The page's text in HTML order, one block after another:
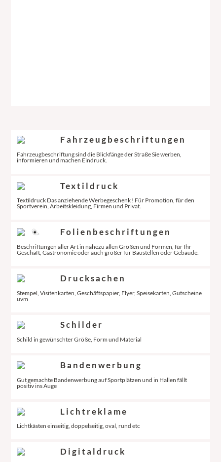
Fahrzeugbeschriftungen
Fahrzeugbeschriftung sind die Blickfänge der Straße Sie werben,
informieren und machen Eindruck.
Textildruck
Textildruck Das anziehende Werbegeschenk ! Für Promotion, für den
Sportverein, Arbeitskleidung, Firmen und Privat.
Folienbeschriftungen
Beschriftungen aller Art in nahezu allen Größen und Formen, für Ihr
Geschäft, Gastronomie oder auch größer für Baustellen oder Gebäude.
Drucksachen
Stempel, Visitenkarten, Geschäftspapier, Flyer, Speisekarten, Gutscheine
uvm
Schilder
Schild in gewünschter Größe, Form und Material
Bandenwerbung
Gut gemachte Bandenwerbung auf Sportplätzen und in Hallen fällt
positiv ins Auge
Lichtreklame
Lichtkästen einseitig, doppelseitig, oval, rund etc
Digitaldruck